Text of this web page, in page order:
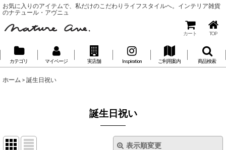
お気に入りのアイテムで、私だけのこだわりライフスタイルへ。インテリア雑貨
のナテュール・アヴニュ
カート TOP
カテゴリ マイページ 実店舗 Inspiration ご利用案内 商品検索
ホーム > 誕生日祝い
誕生日祝い
表示順変更